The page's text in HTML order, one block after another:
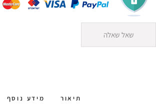
שאל שאלה
תיאור מידע נוסף